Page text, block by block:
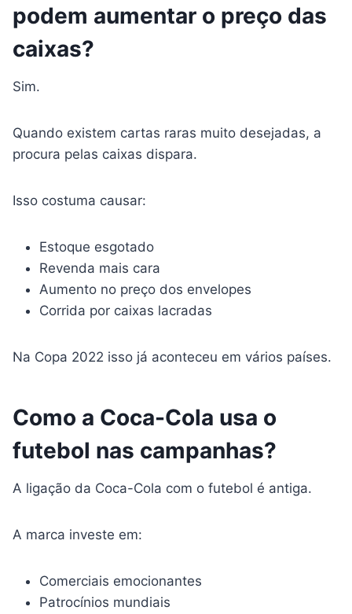
podem aumentar o preço das
caixas?
Sim.
Quando existem cartas raras muito desejadas, a
procura pelas caixas dispara.
Isso costuma causar:
Estoque esgotado
Revenda mais cara
Aumento no preço dos envelopes
Corrida por caixas lacradas
Na Copa 2022 isso já aconteceu em vários países.
Como a Coca-Cola usa o
futebol nas campanhas?
A ligação da Coca-Cola com o futebol é antiga.
A marca investe em:
Comerciais emocionantes
Patrocínios mundiais